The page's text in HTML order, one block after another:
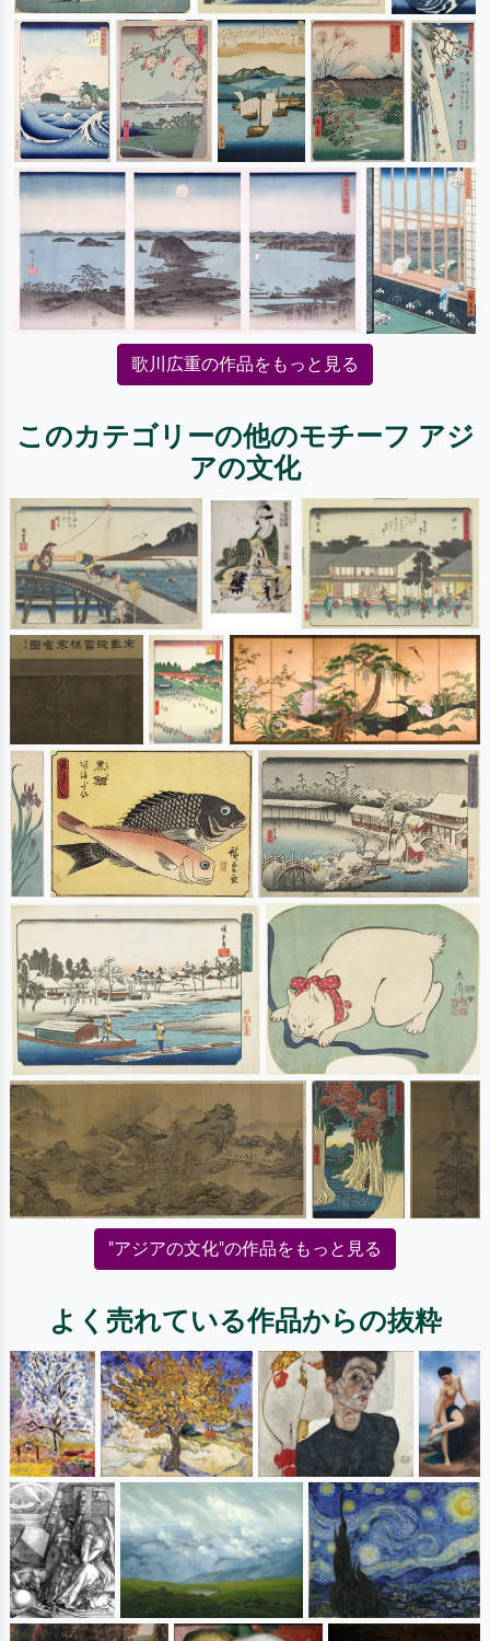
歌川広重の作品をもっと見る
このカテゴリーの他のモチーフ アジ
アの文化
"アジアの文化"の作品をもっと見る
よく売れている作品からの抜粋